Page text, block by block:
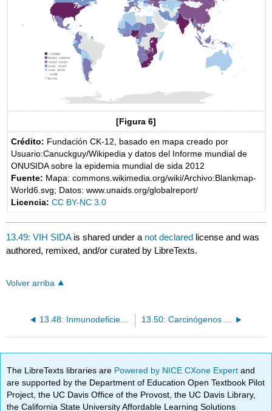
[Figura 6]
Crédito: Fundación CK-12, basado en mapa creado por
Usuario:Canuckguy/Wikipedia y datos del Informe mundial de
ONUSIDA sobre la epidemia mundial de sida 2012
Fuente: Mapa: commons.wikimedia.org/wiki/Archivo:Blankmap-
World6.svg; Datos: www.unaids.org/globalreport/
Licencia: CC BY-NC 3.0
13.49: VIH SIDAis shared under a not declared license and was
authored, remixed, and/or curated by LibreTexts.
Volver arriba
13.48: Inmunodeficiencia
The LibreTexts libraries are Powered by NICE CXone Expertand
are supported by the Department of Education Open Textbook Pilot
Project, the UC Davis Office of the Provost, the UC Davis Library,
the California State University Affordable Learning Solutions